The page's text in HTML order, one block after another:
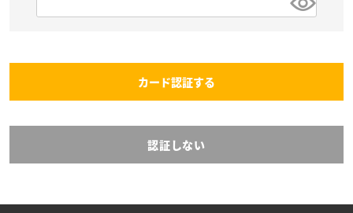
)
カード認証する
認証しない